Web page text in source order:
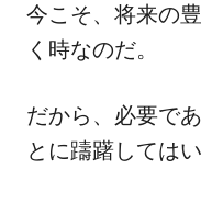
今こそ、将来の
く時なのだ。
だから、必要で
とに躊躇してはい